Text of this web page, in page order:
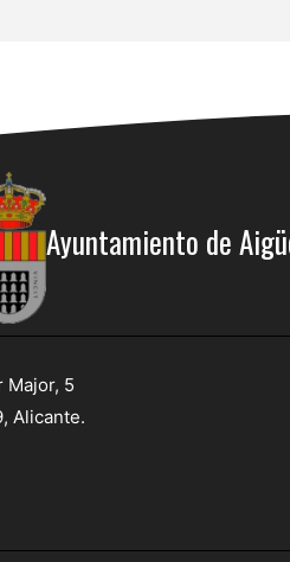
Ayuntamiento de
Major, 5
Alicante.